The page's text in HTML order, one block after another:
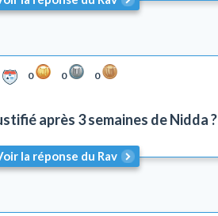
0 0 0
après 3 semaines de Nidda ?
la réponse du Rav